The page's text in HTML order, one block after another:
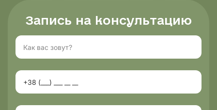
Запись на консультацию